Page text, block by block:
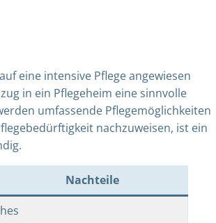
eine intensive Pflege angewiesen
in ein Pflegeheim eine sinnvolle
umfassende Pflegemöglichkeiten
nachzuweisen, ist ein
Nachteile